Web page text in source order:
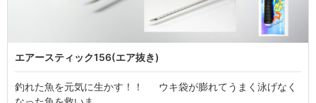
エアースティック156(エア抜き)
釣れた魚を元気に生かす！！ ウキ袋が膨れてうまく泳げなく